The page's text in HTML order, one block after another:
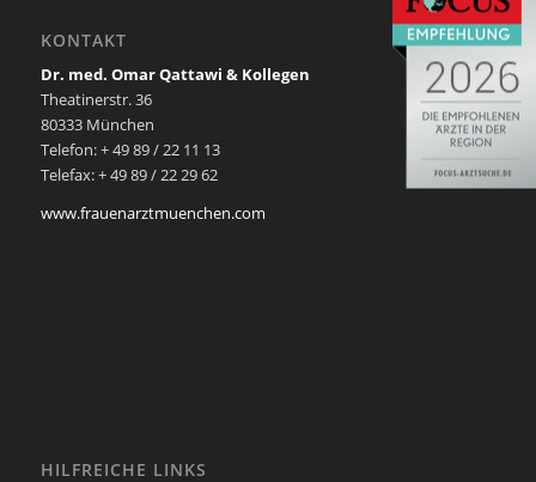
KONTAKT
Dr. med. Omar Qattawi & Kollegen
Theatinerstr. 36
80333 München
Telefon: + 49 89 / 22 11 13
Telefax: + 49 89 / 22 29 62
www.frauenarztmuenchen.com
HILFREICHE LINKS